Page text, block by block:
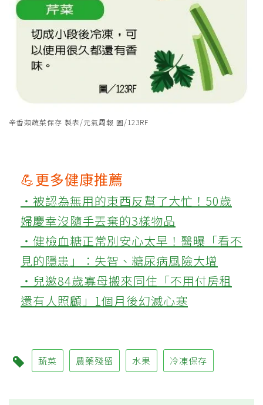
辛香類蔬菜保存 製表/元氣周報 圖/123RF
💪更多健康推薦
‧被認為無用的東西反幫了大忙！50歲
婦慶幸沒隨手丟棄的3樣物品
‧健檢血糖正常別安心太早！醫曝「看不
見的隱患」：失智、糖尿病風險大增
‧兒邀84歲寡母搬來同住「不用付房租
還有人照顧」1個月後幻滅心寒
蔬菜 農藥殘留 水果 冷凍保存